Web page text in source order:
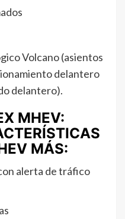
Volcano (asientos
delantero
delantero).
MHEV:
MÁS:
alerta de tráfico